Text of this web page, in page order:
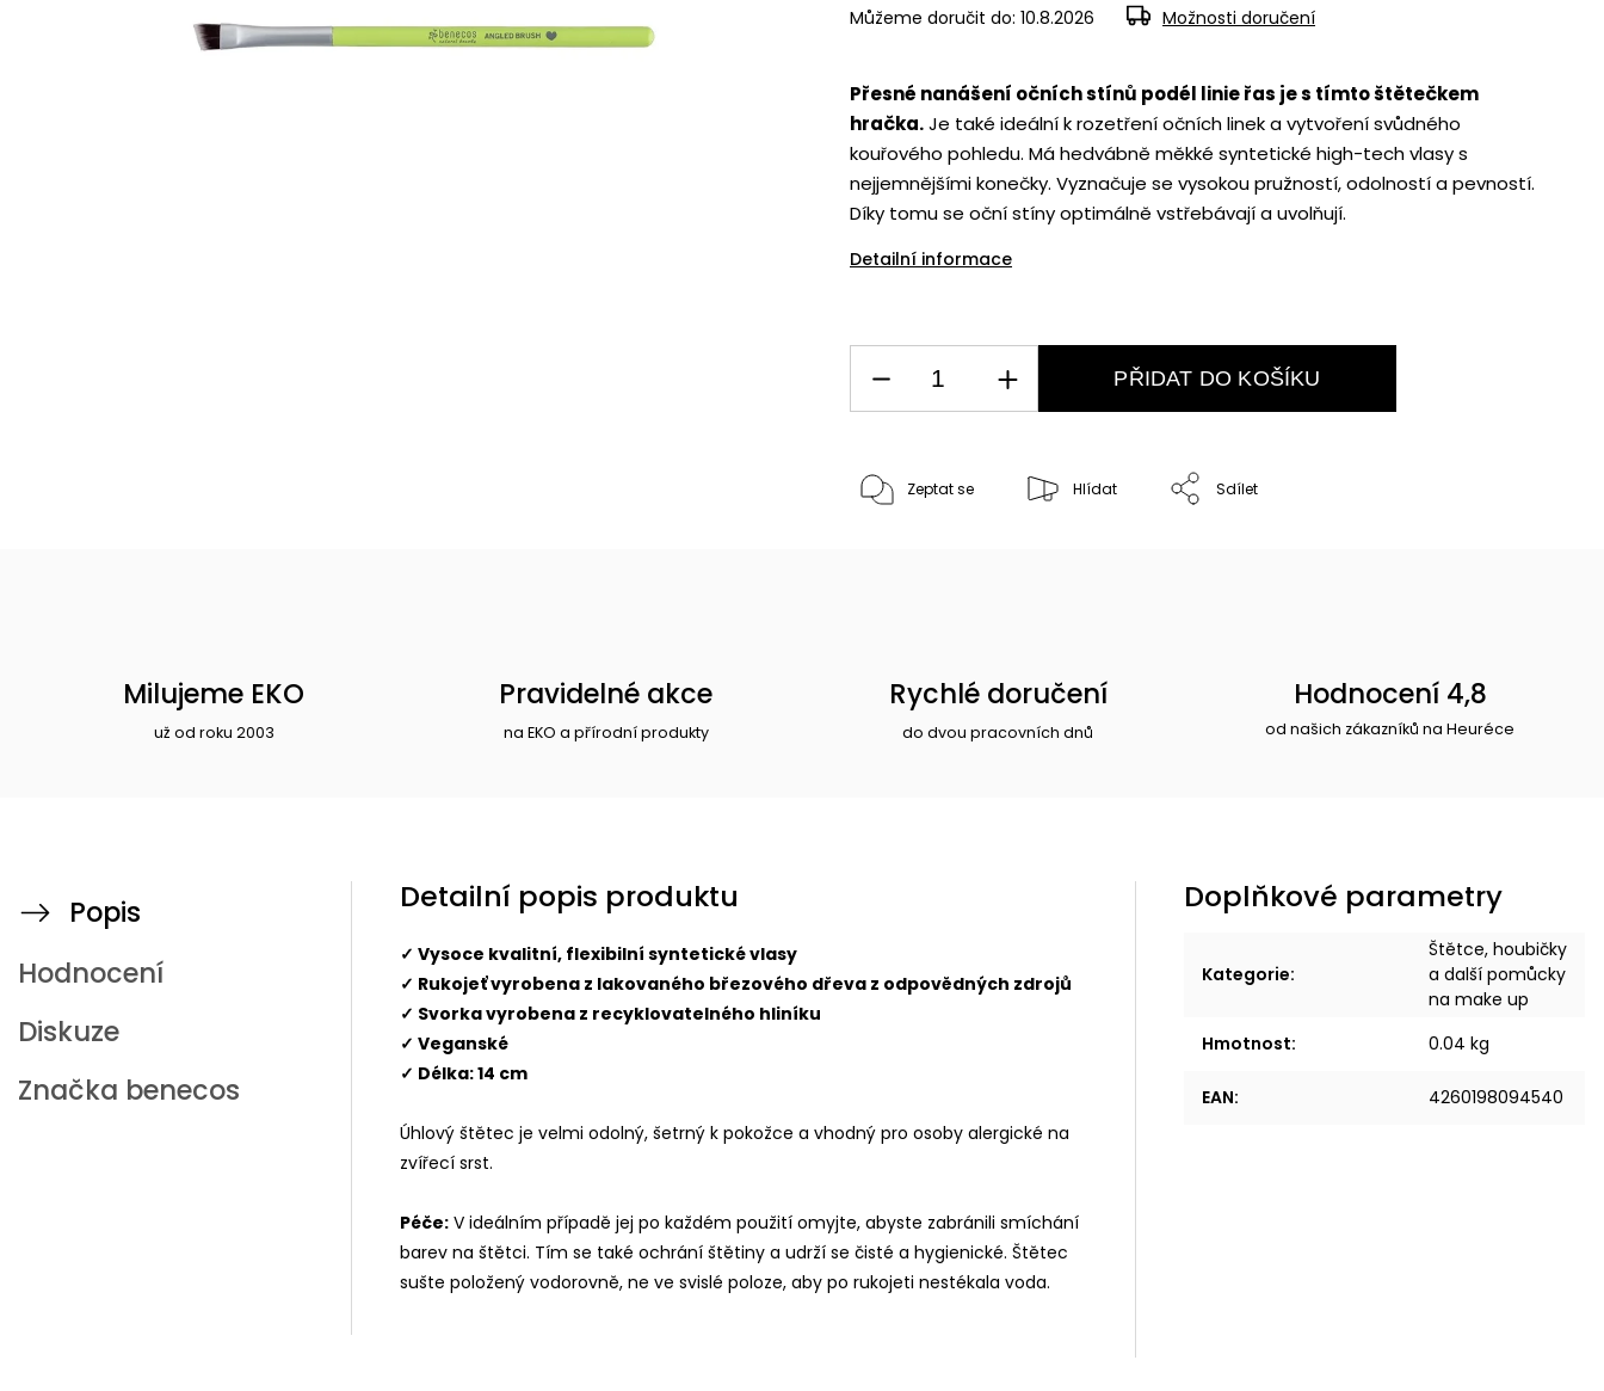
Přesné nanášení očních stínů podél linie řas je s tímto štětečkem
hračka.Je také ideální k rozetření očních linek a vytvoření svůdného
kouřového pohledu. Má hedvábně měkké syntetické high-tech vlasy s
nejjemnějšími konečky. Vyznačuje se vysokou pružností, odolností a pevností.
Díky tomu se oční stíny optimálně vstřebávají a uvolňují.
Detailní informace
Můžeme doručit do: 10.8.2026 Možnosti doručení
PŘIDAT DO KOŠÍKU
Zeptat se Hlídat Sdílet
Milujeme EKO
už od roku 2003
Pravidelné akce
na EKO a přírodní produkty
Rychlé doručení
do dvou pracovních dnů
Hodnocení 4,8
od našich zákazníků na Heuréce
Popis
Hodnocení
Diskuze
Značka benecos
Detailní popis produktu
✓ Vysoce kvalitní, flexibilní syntetické vlasy
✓ Rukojeť vyrobena z lakovaného březového dřeva z odpovědných zdrojů
✓ Svorka vyrobena z recyklovatelného hliníku
✓ Veganské
✓ Délka: 14 cm
Úhlový štětec je velmi odolný, šetrný k pokožce a vhodný pro osoby alergické na
zvířecí srst.
Péče: V ideálním případě jej po každém použití omyjte, abyste zabránili smíchání
barev na štětci. Tím se také ochrání štětiny a udrží se čisté a hygienické. Štětec
sušte položený vodorovně, ne ve svislé poloze, aby po rukojeti nestékala voda.
Doplňkové parametry
Kategorie:
Štětce, houbičky
a další pomůcky
na make up
Hmotnost: 0.04 kg
EAN: 4260198094540